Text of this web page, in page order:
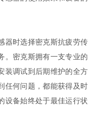
时选择密克斯抗疲劳传
。密克斯拥有一支专业的
装调试到后期维护的全方
任何问题，都能获得及时
设备始终处于最佳运行状